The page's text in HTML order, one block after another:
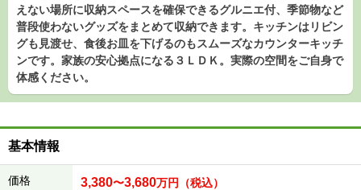
えない場所に収納スペースを確保できるグルニエ付、季節物など
普段使わないグッズをまとめて収納できます。キッチンはリビン
グも見渡せ、食後お皿を下げるのもスムーズなカウンターキッチ
ンです。家族の安心拠点になる３ＬＤＫ。実際の空間をご自身で
体感ください。
基本情報
価格 3,380〜3,680万円（税込）